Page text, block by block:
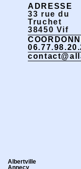
ADRESSE
33 rue du
Truchet
38450 Vif
Albertville